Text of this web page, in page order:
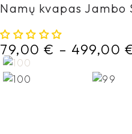
Namų kvapas Jambo
79,00 € – 499,00